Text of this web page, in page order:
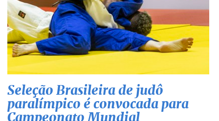
Seleção Brasileira de judô
paralímpico é convocada para
Campeonato Mundial